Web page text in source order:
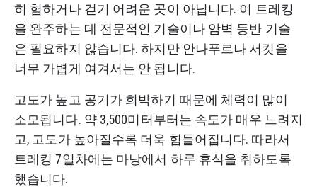
히 험하거나 걷기 어려운 곳이 아닙니다. 이 트레킹
을 완주하는 데 전문적인 기술이나 암벽 등반 기술
은 필요하지 않습니다. 하지만 안나푸르나 서킷을
너무 가볍게 여겨서는 안 됩니다.
고도가 높고 공기가 희박하기 때문에 체력이 많이
소모됩니다. 약 3,500미터부터는 속도가 매우 느려지
고, 고도가 높아질수록 더욱 힘들어집니다. 따라서
트레킹 7일차에는 마낭에서 하루 휴식을 취하도록
했습니다.